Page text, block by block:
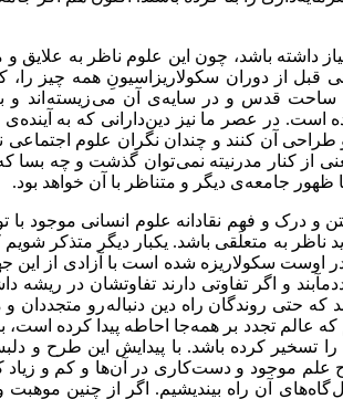
داشته باشد، چون این علوم ناظر به علایق و
قبل از دوران سکولاریزاسیونِ همه چیز
ساحت قدس و در سایه‌ی آن می زیسته اند
در عصر ما نیز دین‌دارانی که به آینده‌ی
و طراحی آن کنند و چندان نگران علوم
از کنار مدرنیته نمی توان گذشت و چه بسا
ظهور جامعه‌ی دیگر و متناظر با آن خواهد بود.
درک و فهم نقادانه علوم انسانی موجود با
به متعلَقی باشد. یکبار دیگر متذکر
سکولاریزه شده است با آزادی از این
و اگر تفاوتی دارند تفاوتشان در ریشه
حتی روندگان راه دین دنباله رو متجددان
تجدد بر همه‌جا احاطه پیدا کرده است،
کرده باشد. با پیدایش این طرح و
علم موجود و دست‌کاری در آن‌ها و کم و
آن راه بیندیشیم. اگر از چنین موهبت و